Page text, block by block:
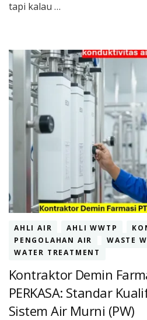
tapi kalau …
AHLI AIR AHLI WWTP
PENGOLAHAN AIR
WASTE
WATER TREATMENT
Kontraktor Demin
PERKASA: Standar
Sistem Air Murni (PW)